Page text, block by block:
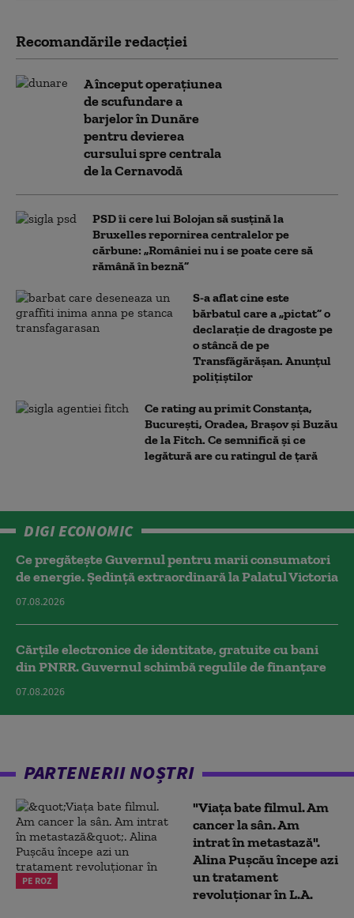
Recomandările redacţiei
A început operațiunea
de scufundare a
barjelor în Dunăre
pentru devierea
cursului spre centrala
de la Cernavodă
PSD îi cere lui Bolojan să susțină la
Bruxelles repornirea centralelor pe
cărbune: „României nu i se poate cere să
rămână în beznă”
S-a aflat cine este
bărbatul care a „pictat” o
declarație de dragoste pe
o stâncă de pe
Transfăgărășan. Anunțul
polițiștilor
Ce rating au primit Constanța,
București, Oradea, Brașov și Buzău
de la Fitch. Ce semnifică și ce
legătură are cu ratingul de țară
DIGI ECONOMIC
Ce pregătește Guvernul pentru marii consumatori
de energie. Ședință extraordinară la Palatul Victoria
07.08.2026
Cărțile electronice de identitate, gratuite cu bani
din PNRR. Guvernul schimbă regulile de finanțare
07.08.2026
PARTENERII NOȘTRI
PE ROZ
"Viața bate filmul. Am
cancer la sân. Am
intrat în metastază".
Alina Pușcău începe azi
un tratament
revoluționar în L.A.